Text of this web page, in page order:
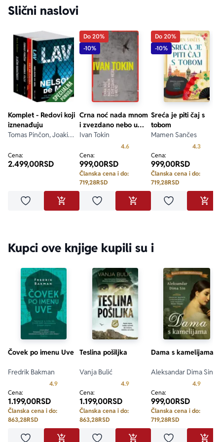
Slični naslovi
Komplet - Redovi koji
iznenađuju
Tomas Pinčon, Joakim
Mark Gudmen
Cena:
2.499,00RSD
Dodaj u omiljeneDODAJ U KORPU
Do 20%
-10%
Crna noć nada mnom
i zvezdano nebo u
meni
Ivan Tokin
4.6Prosecna ocena je 4.6 od 5
Cena:
999,00RSD
Članska cena i do:
719,28RSD
Dodaj u omiljeneDODAJ U KORPU
Do 20%
-10%
Sreća je piti čaj s
tobom
Mamen Sančes
4.3
Cena:
999,00RSD
Članska cena i do:
719,28RSD
Dodaj u
Kupci ove knjige kupili su i
Čovek po imenu Uve
Fredrik Bakman
4.9Prosecna ocena je 4.9 od 5
Cena:
1.199,00RSD
Članska cena i do:
863,28RSD
Teslina pošiljka
Vanja Bulić
4.9Prosecna ocena je 4.9 od 5
Cena:
1.199,00RSD
Članska cena i do:
863,28RSD
Dama s kamelijama
Aleksandar Dima Sin
4.9
Cena:
999,00RSD
Članska cena i do:
719,28RSD